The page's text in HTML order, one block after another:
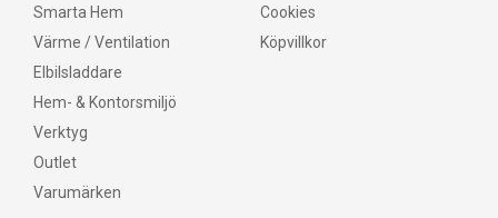
Smarta Hem
Värme / Ventilation
Elbilsladdare
Hem- & Kontorsmiljö
Verktyg
Outlet
Varumärken
Cookies
Köpvillkor